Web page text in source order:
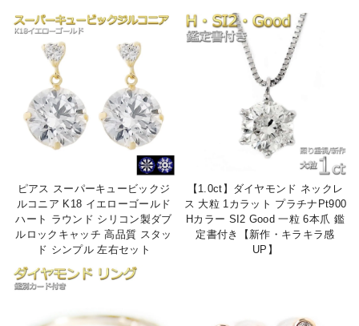
ピアス スーパーキュービックジ
ルコニア K18 イエローゴールド
ハート ラウンド シリコン製ダブ
ルロックキャッチ 高品質 スタッ
ド シンプル 左右セット
【1.0ct】ダイヤモンド ネックレ
ス 大粒 1カラット プラチナPt900
Hカラー SI2 Good 一粒 6本爪 鑑
定書付き【新作・キラキラ感
UP】